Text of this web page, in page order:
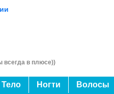
всегда в плюсе))
Тело Ногти
Волосы